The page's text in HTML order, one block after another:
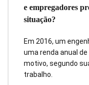
e empregadores
situação?
Em 2016, um
uma renda anual
motivo, segundo
trabalho.